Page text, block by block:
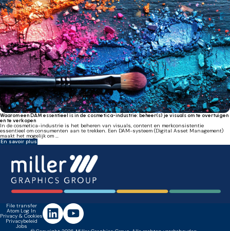
Waarom een DAM essentieel is in de cosmetica-industrie: beheer(s) je visuals om te overtuigen
en te verkopen
In de cosmetica-industrie is het beheren van visuals, content en merkconsistentie
essentieel om consumenten aan te trekken. Een DAM-systeem (Digital Asset Management)
maakt het mogelijk om ...
En savoir plus
File transfer
Atom Log In
Privacy & Cookies
Privacybeleid
Jobs